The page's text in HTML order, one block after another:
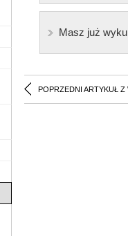
Masz już
POPRZEDNI ARTYKUŁ Z